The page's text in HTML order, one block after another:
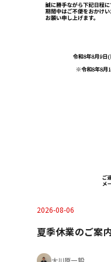
2026-08-06
夏季休業のご案内